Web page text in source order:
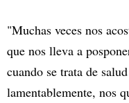
"Muchas veces nos
que nos lleva a
cuando se trata de
lamentablemente, nos